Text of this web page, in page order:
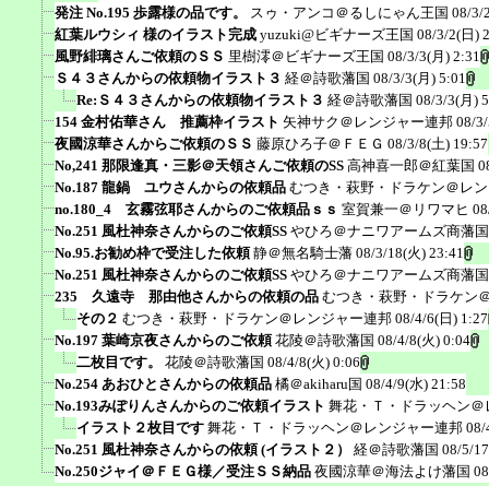
発注 No.195 歩露様の品です。
スゥ・アンコ＠るしにゃん王国 08/3/
紅葉ルウシィ 様のイラスト完成 yuzuki@ビギナーズ王国 08/3/2(日)
風野緋璃さんご依頼のＳＳ 里樹澪＠ビギナーズ王国 08/3/3(月) 2:31
Ｓ４３さんからの依頼物イラスト３ 経＠詩歌藩国 08/3/3(月) 5:01
Re:Ｓ４３さんからの依頼物イラスト３ 経＠詩歌藩国 08/3/3(月)
154 金村佑華さん 推薦枠イラスト 矢神サク＠レンジャー連邦 08/
夜國涼華さんからご依頼のＳＳ 藤原ひろ子＠ＦＥＧ 08/3/8(土) 19:57
No,241 那限逢真・三影＠天領さんご依頼のSS 高神喜一郎＠紅葉国
No.187 龍鍋 ユウさんからの依頼品 むつき・萩野・ドラケン＠レ
no.180_4 玄霧弦耶さんからのご依頼品ｓｓ 室賀兼一＠リワマヒ
No.251 風杜神奈さんからのご依頼SS やひろ＠ナニワアームズ商藩国
No.95.お勧め枠で受注した依頼 静＠無名騎士藩 08/3/18(火) 23:41
No.251 風杜神奈さんからのご依頼SS やひろ＠ナニワアームズ商藩国
235 久遠寺 那由他さんからの依頼の品 むつき・萩野・ドラケン
その２ むつき・萩野・ドラケン＠レンジャー連邦 08/4/6(日) 1:27
No.197 葉崎京夜さんからのご依頼 花陵＠詩歌藩国 08/4/8(火) 0:04
二枚目です。
花陵＠詩歌藩国 08/4/8(火) 0:06
No.254 あおひとさんからの依頼品 橘＠akiharu国 08/4/9(水) 21:58
No.193みぽりんさんからのご依頼イラスト 舞花・Ｔ・ドラッヘン
イラスト２枚目です 舞花・Ｔ・ドラッヘン＠レンジャー連邦 08/
No.251 風杜神奈さんからの依頼 (イラスト２）
経＠詩歌藩国 08/5/
No.250ジャイ＠ＦＥＧ様／受注ＳＳ納品 夜國涼華＠海法よけ藩国